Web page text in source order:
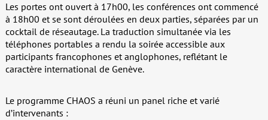
Les portes ont ouvert à 17h00, les conférences ont commencé
à 18h00 et se sont déroulées en deux parties, séparées par un
cocktail de réseautage. La traduction simultanée via les
téléphones portables a rendu la soirée accessible aux
participants francophones et anglophones, reflétant le
caractère international de Genève.
Le programme CHAOS a réuni un panel riche et varié
d’intervenants :